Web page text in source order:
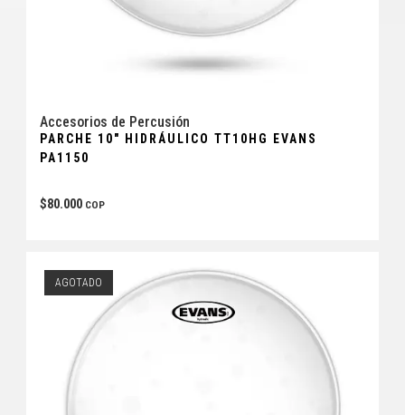
Accesorios de Percusión
PARCHE 10″ HIDRÁULICO TT10HG EVANS
PA1150
$80.000 COP
AGOTADO